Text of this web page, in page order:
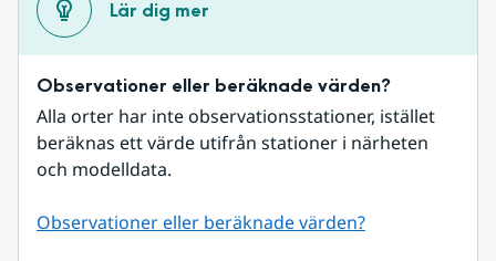
Lär dig mer
Observationer eller beräknade värden?
Alla orter har inte observationsstationer, istället
beräknas ett värde utifrån stationer i närheten
och modelldata.
Observationer eller beräknade värden?